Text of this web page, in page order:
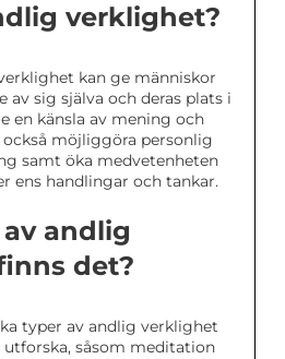
verklighet?
kan ge människor
av sig själva och deras plats i
en känsla av mening och
möjliggöra personlig
samt öka medvetenheten
ens handlingar och tankar.
andlig
det?
typer av andlig verklighet
såsom meditation